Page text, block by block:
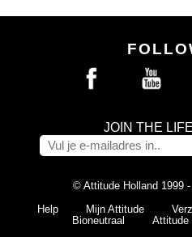
JOIN THE
© Attitude Holland 1999
Help
Mijn Attitude
Bioneutraal
Attitude